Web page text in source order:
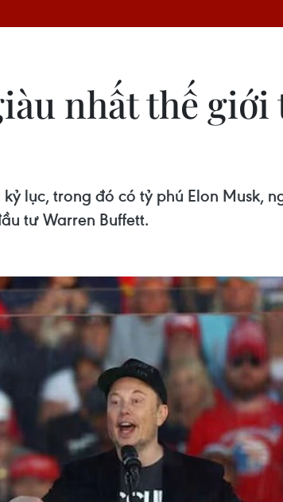
nhất thế
lục, trong đó có tỷ phú Elon Musk,
tư Warren Buffett.